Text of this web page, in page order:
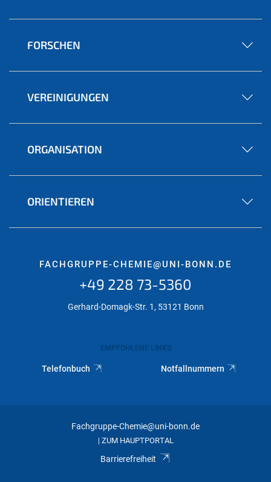
FORSCHEN
VEREINIGUNGEN
ORGANISATION
ORIENTIEREN
FACHGRUPPE-CHEMIE@UNI-BONN.DE
+49 228 73-5360
Gerhard-Domagk-Str. 1, 53121 Bonn
EMPFOHLENE LINKS
Telefonbuch Notfallnummern
Fachgruppe-Chemie@uni-bonn.de
| ZUM HAUPTPORTAL
Barrierefreiheit